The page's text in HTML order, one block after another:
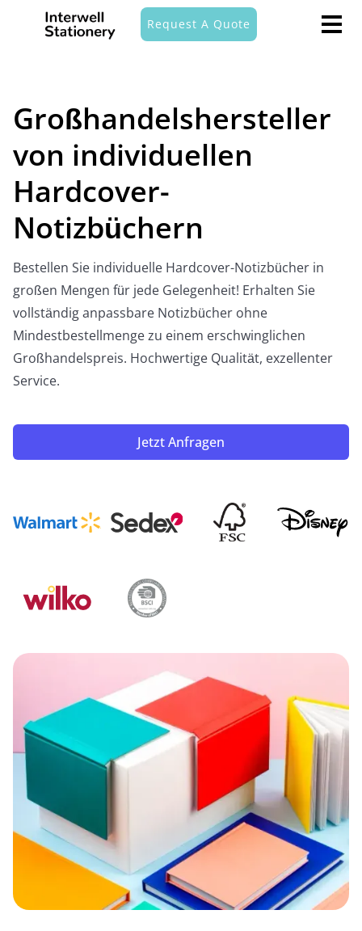
Request A Quote
Großhandelshersteller
von individuellen
Hardcover-
Notizbüchern
Bestellen Sie individuelle Hardcover-Notizbücher in
großen Mengen für jede Gelegenheit! Erhalten Sie
vollständig anpassbare Notizbücher ohne
Mindestbestellmenge zu einem erschwinglichen
Großhandelspreis. Hochwertige Qualität, exzellenter
Service.
Jetzt Anfragen